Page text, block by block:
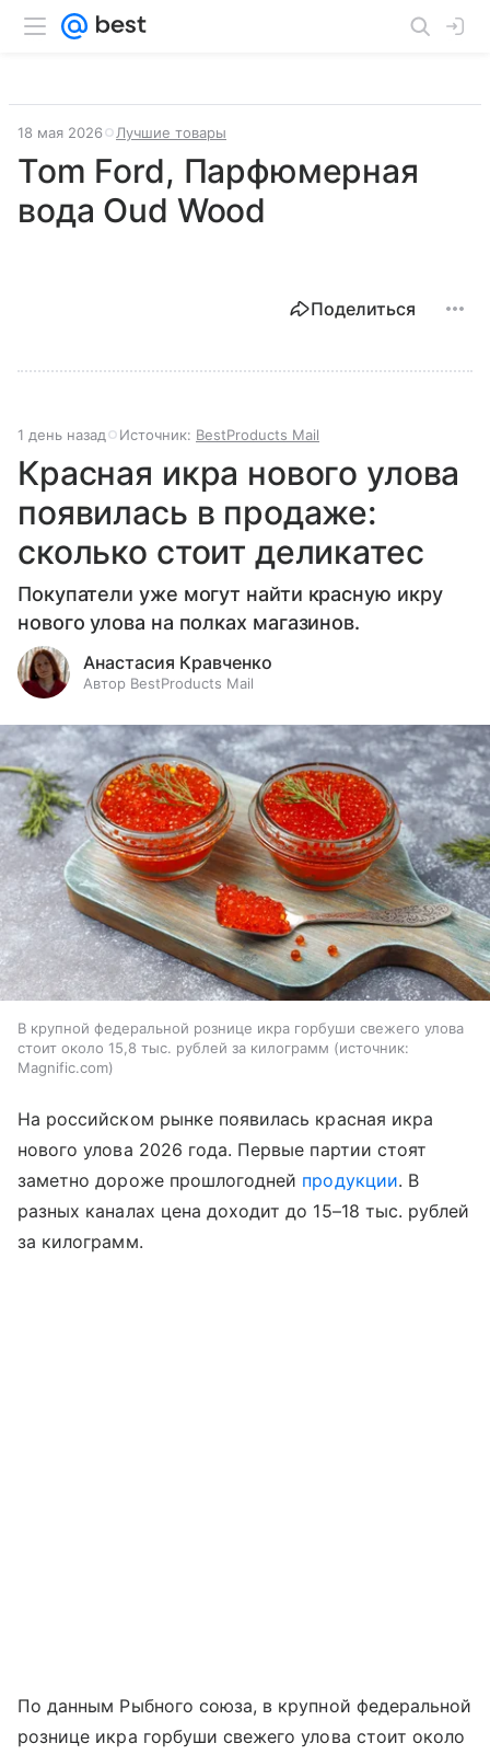
18 мая 2026 Лучшие товары
Tom Ford, Парфюмерная
вода Oud Wood
Поделиться
1 день назад Источник: BestProducts Mail
Красная икра нового улова
появилась в продаже:
сколько стоит деликатес
Покупатели уже могут найти красную икру
нового улова на полках магазинов.
Анастасия Кравченко
Автор BestProducts Mail
В крупной федеральной рознице икра горбуши свежего улова
стоит около 15,8 тыс. рублей за килограмм
источник:
Magnific.com
На российском рынке появилась красная икра
нового улова 2026 года. Первые партии стоят
заметно дороже прошлогодней продукции. В
разных каналах цена доходит до 15–18 тыс. рублей
за килограмм.
По данным Рыбного союза, в крупной федеральной
рознице икра горбуши свежего улова стоит около